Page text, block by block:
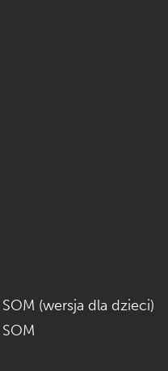
(wersja dla dzieci)